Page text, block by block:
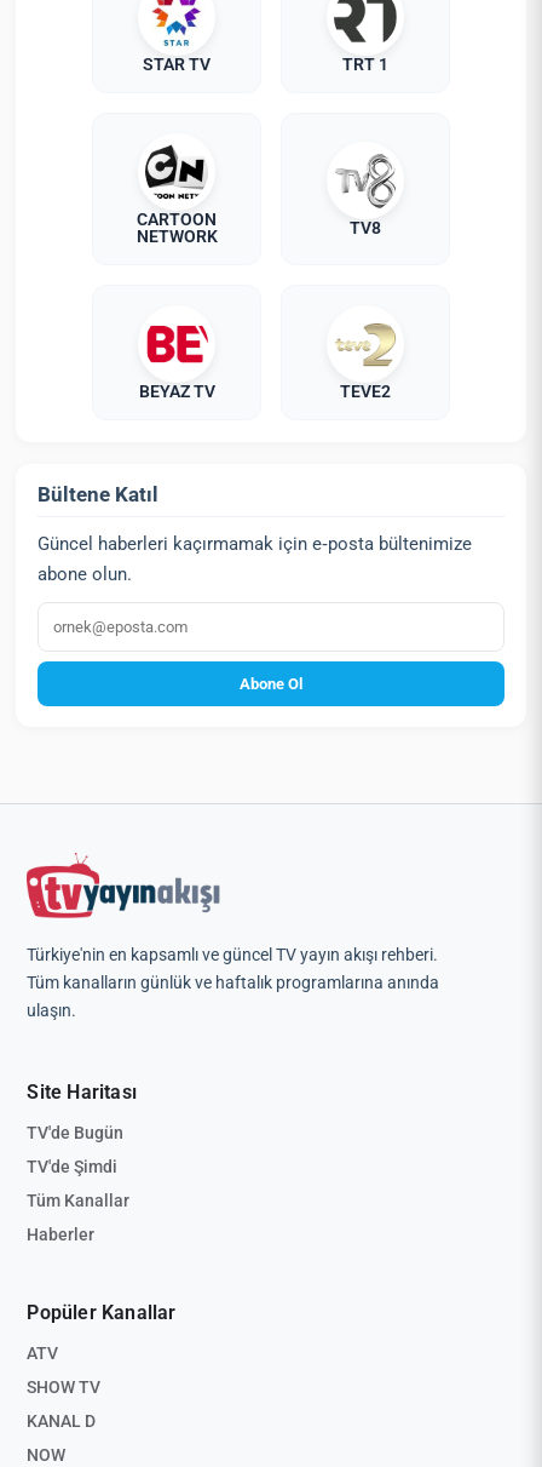
STAR TV TRT 1
CARTOON
NETWORK
TV8
BEYAZ TV TEVE2
Bültene Katıl
Güncel haberleri kaçırmamak için e‑posta bültenimize
abone olun.
E‑posta
Abone Ol
Türkiye'nin en kapsamlı ve güncel TV yayın akışı rehberi.
Tüm kanalların günlük ve haftalık programlarına anında
ulaşın.
Site Haritası
TV'de Bugün
TV'de Şimdi
Tüm Kanallar
Haberler
Popüler Kanallar
ATV
SHOW TV
KANAL D
NOW